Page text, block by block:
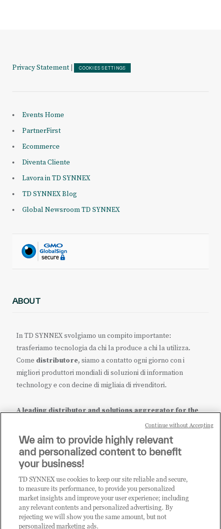
Privacy Statement COOKIES SETTINGS
Events Home
PartnerFirst
Ecommerce
Diventa Cliente
Lavora in TD SYNNEX
TD SYNNEX Blog
Global Newsroom TD SYNNEX
ABOUT
In TD SYNNEX svolgiamo un compito importante:
trasferiamo tecnologia da chi la produce a chi la utilizza.
Come distributore, siamo a contatto ogni giorno con i
migliori produttori mondiali di soluzioni di information
technology e con decine di migliaia di rivenditori.
A leading distributor and solutions aggregator for the
it.tdsynnex.com|eu.tdsynnex.com|tdsynnex.com
CATEGORIE
Categorie
We aim to provide highly relevant
and personalized content to benefit
your business!
TD SYNNEX use cookies to keep our site reliable and secure,
to measure its performance, to provide you personalized
market insights and improve your user experience; including
any relevant contents and personalized advertising. By
rejecting we will show you the same amount, but not
personalized marketing ads.
Continue without Accepting